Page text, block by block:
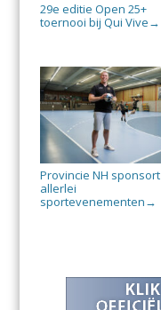
29e editie Open 25+
toernooi bij Qui Vive →
Provincie NH sponsort
allerlei
sportevenementen →